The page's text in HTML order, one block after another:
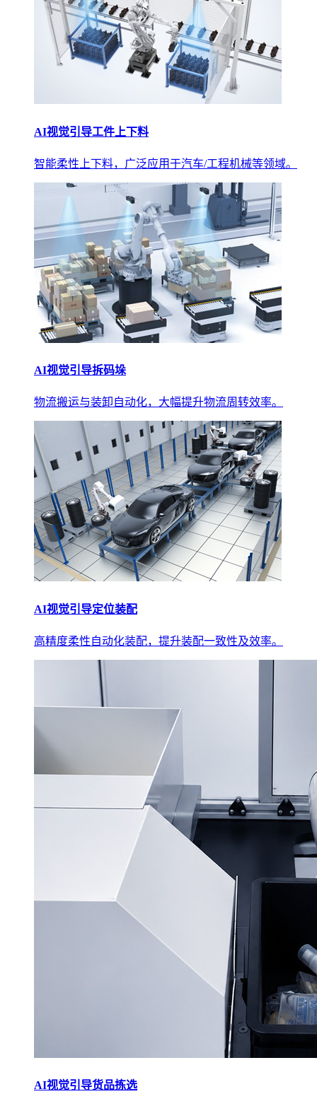
AI视觉引导工件上下料
智能柔性上下料，广泛应用于汽车/工程机械等领域。
AI视觉引导拆码垛
物流搬运与装卸自动化，大幅提升物流周转效率。
AI视觉引导定位装配
高精度柔性自动化装配，提升装配一致性及效率。
AI视觉引导货品拣选